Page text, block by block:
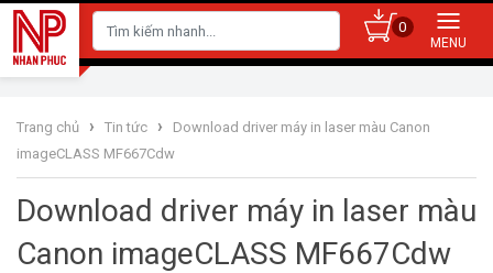
0
Trang chủ › Tin tức ›
Download driver máy in laser màu Canon
imageCLASS MF667Cdw
Download driver máy in laser màu
Canon imageCLASS MF667Cdw